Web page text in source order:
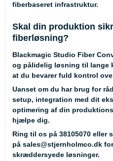
fiberbaseret infrastruktur.
Skal din produktion
fiberløsning?
Blackmagic Studio Fiber
og pålidelig løsning til lange
at du bevarer fuld kontrol
Uanset om du har brug for
setup, integration med dit
optimering af din
hjælpe dig.
Ring til os på 38105070 eller
på sales@stjernholmco.dk
skræddersyede løsninger.